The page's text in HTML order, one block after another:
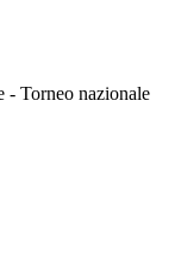
- Torneo nazionale